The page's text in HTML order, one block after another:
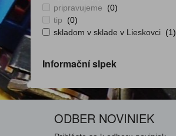
pripravujeme
(0)
tip
(0)
skladom v sklade v Lieskovci (1)
Informační slpek
ODBER NOVINIEK